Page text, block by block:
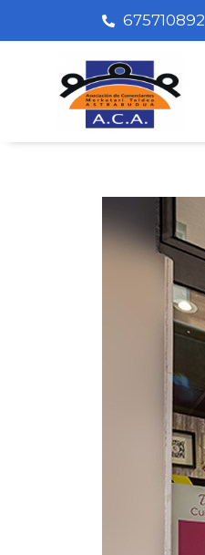
675710892